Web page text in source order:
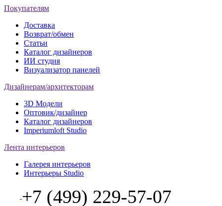
Покупателям
Доставка
Возврат/обмен
Статьи
Каталог дизайнеров
ИИ студия
Визуализатор панелей
Дизайнерам/архитекторам
3D Модели
Оптовик/дизайнер
Каталог дизайнеров
Imperiumloft Studio
Лента интерьеров
Галерея интерьеров
Интерьеры Studio
+7 (499) 229-57-07